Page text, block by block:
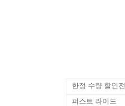
한정 수량 할인전
퍼스트 라이드